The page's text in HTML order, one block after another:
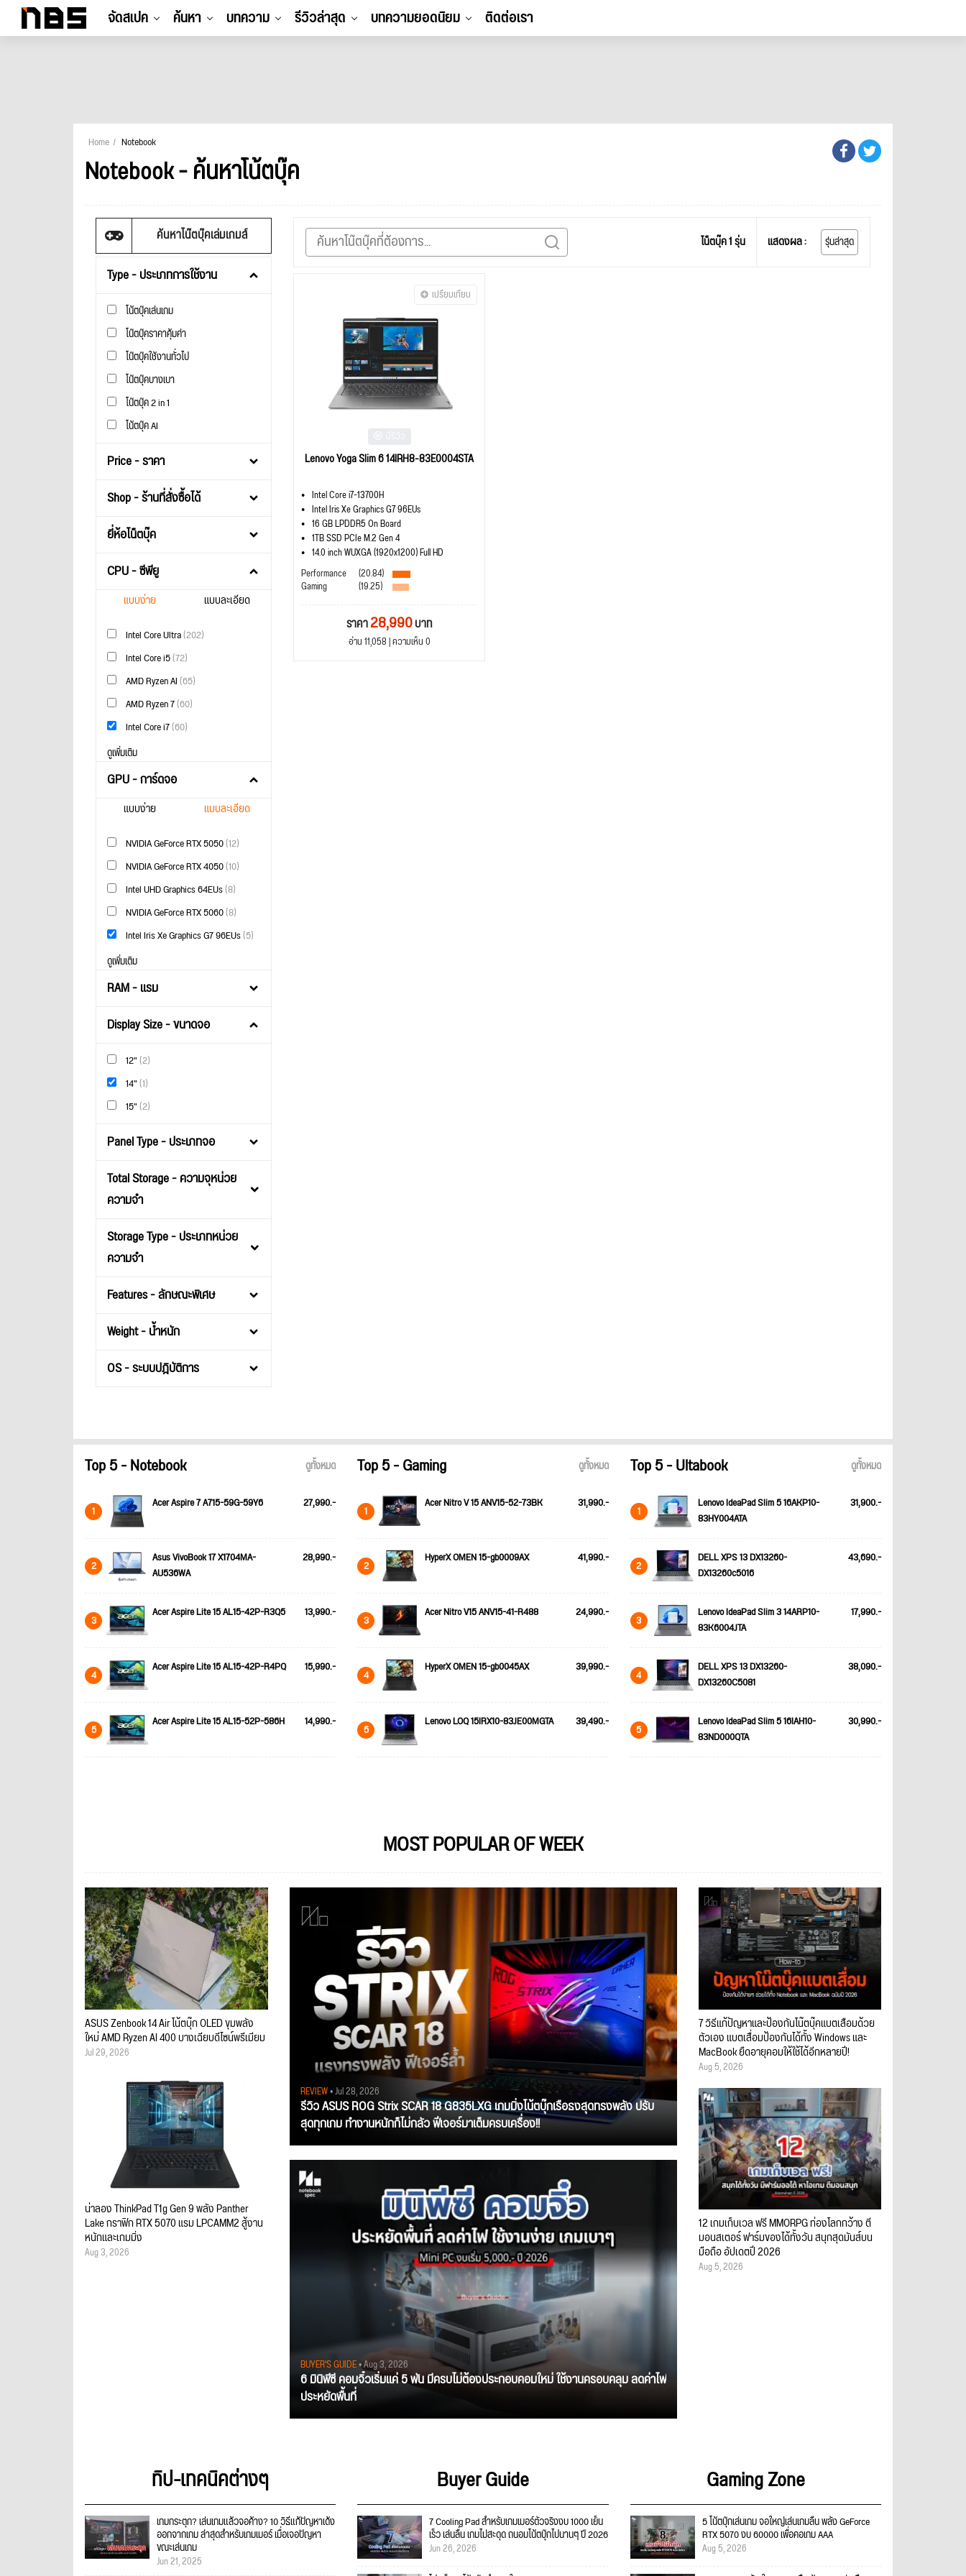
จัดสเปค ค้นหา บทความ รีวิวล่าสุด บทความยอดนิยม ติดต่อเรา
Home Notebook
Notebook - ค้นหาโน้ตบุ๊ค
ค้นหาโน๊ตบุ๊คเล่มเกมส์
Type - ประเภทการใช้งาน
โน้ตบุ๊คเล่นเกม
โน๊ตบุ๊คราคาคุ้มค่า
โน๊ตบุ๊คใช้งานทั่วไป
โน๊ตบุ๊คบางเบา
โน๊ตบุ๊ค 2 in 1
โน้ตบุ๊ค AI
Price - ราคา
Shop - ร้านที่สั่งซื้อได้
ยี่ห้อโน็ตบุ๊ค
CPU - ซีพียู
แบบง่าย แบบละเอียด
Intel Core Ultra(202)
Intel Core i5(72)
AMD Ryzen AI(65)
AMD Ryzen 7(60)
Intel Core i7(60)
ดูเพิ่มเติม
GPU - การ์ดจอ
แบบง่าย แบบละเอียด
NVIDIA GeForce RTX 5050(12)
NVIDIA GeForce RTX 4050(10)
Intel UHD Graphics 64EUs(8)
NVIDIA GeForce RTX 5060(8)
Intel Iris Xe Graphics G7 96EUs(5)
ดูเพิ่มเติม
RAM - แรม
Display Size - ขนาดจอ
12"(2)
14"(1)
15"(2)
Panel Type - ประเภทจอ
Total Storage - ความจุหน่วย
ความจำ
Storage Type - ประเภทหน่วย
ความจำ
Features - ลักษณะพิเศษ
Weight - น้ำหนัก
OS - ระบบปฎิบัติการ
โน็ตบุ๊ค 1 รุ่น แสดงผล : รุ่นล่าสุด
เปรียบเทียบ
Lenovo Yoga Slim 6 14IRH8-83E0004STA
Intel Core i7-13700H
Intel Iris Xe Graphics G7 96EUs
16 GB LPDDR5 On Board
1TB SSD PCIe M.2 Gen 4
14.0 inch WUXGA (1920x1200) Full HD
Performance
(20.84)
Gaming (19.25)
ราคา28,990บาท
อ่าน 11,058 | ความเห็น 0
Top 5 - Notebook ดูทั้งหมด
1 Acer Aspire 7 A715-59G-59Y6 27,990.-
2
Asus VivoBook 17 X1704MA-
AU536WA
28,990.-
3 Acer Aspire Lite 15 AL15-42P-R3Q5 13,990.-
4 Acer Aspire Lite 15 AL15-42P-R4PQ 15,990.-
5 Acer Aspire Lite 15 AL15-52P-586H 14,990.-
Top 5 - Gaming ดูทั้งหมด
1 Acer Nitro V 15 ANV15-52-73BK 31,990.-
2 HyperX OMEN 15-gb0009AX 41,990.-
3 Acer Nitro V15 ANV15-41-R488 24,990.-
4 HyperX OMEN 15-gb0045AX 39,990.-
5 Lenovo LOQ 15IRX10-83JE00MGTA 39,490.-
Top 5 - Ultabook ดูทั้งหมด
1
Lenovo IdeaPad Slim 5 16AKP10-
83HY004ATA
31,900.-
2
DELL XPS 13 DX13260-
DX13260c5016
43,690.-
3
Lenovo IdeaPad Slim 3 14ARP10-
83K6004JTA
17,990.-
4
DELL XPS 13 DX13260-
DX13260C5081
38,090.-
5
Lenovo IdeaPad Slim 5 16IAH10-
83ND000QTA
30,990.-
MOST POPULAR OF WEEK
REVIEW• Jul 28, 2026
รีวิว ASUS ROG Strix SCAR 18 G835LXG เกมมิ่งโน้ตบุ๊กเรือธงสุดทรงพลัง ปรับ
สุดทุกเกม ทำงานหนักก็ไม่กลัว ฟีเจอร์มาเต็มครบเครื่อง!!
BUYER'S GUIDE• Aug 3, 2026
6 มินิพีซี คอมจิ๋วเริ่มแค่ 5 พัน มีครบไม่ต้องประกอบคอมใหม่ ใช้งานครอบคลุม ลดค่าไฟ
ประหยัดพื้นที่
ASUS Zenbook 14 Air โน้ตบุ๊ก OLED ขุมพลัง
ใหม่ AMD Ryzen AI 400 บางเฉียบดีไซน์พรีเมียม
Jul 29, 2026
น่าลอง ThinkPad T1g Gen 9 พลัง Panther
Lake กราฟิก RTX 5070 แรม LPCAMM2 สู้งาน
หนักและเกมมิ่ง
Aug 3, 2026
7 วิธีแก้ปัญหาและป้องกันโน๊ตบุ๊คแบตเสื่อมด้วย
ตัวเอง แบตเสื่อมป้องกันได้ทั้ง Windows และ
MacBook ยืดอายุคอมให้ใช้ได้อีกหลายปี!
Aug 5, 2026
12 เกมเก็บเวล ฟรี MMORPG ท่องโลกกว้าง ตี
มอนสเตอร์ ฟาร์มของได้ทั้งวัน สนุกสุดมันส์บน
มือถือ อัปเดตปี 2026
Aug 5, 2026
ทิป-เทคนิคต่างๆ
เกมกระตุก? เล่นเกมแล้วจอค้าง? 10 วิธีแก้ปัญหาเด้ง
ออกจากเกม ล่าสุดสำหรับเกมเมอร์ เมื่อเจอปัญหา
ขณะเล่นเกม
Jun 21, 2025
Buyer Guide
7 Cooling Pad สำหรับเกมเมอร์ตัวจริงงบ 1000 เย็น
เร็ว เล่นลื่น เกมไม่สะดุด ถนอมโน้ตบุ๊กไปนานๆ ปี 2026
Jun 26, 2026
Gaming Zone
5 โน้ตบุ๊กเล่นเกม จอใหญ่เล่นเกมลื่น พลัง GeForce
RTX 5070 งบ 60000 เพื่อคอเกม AAA
Aug 5, 2026